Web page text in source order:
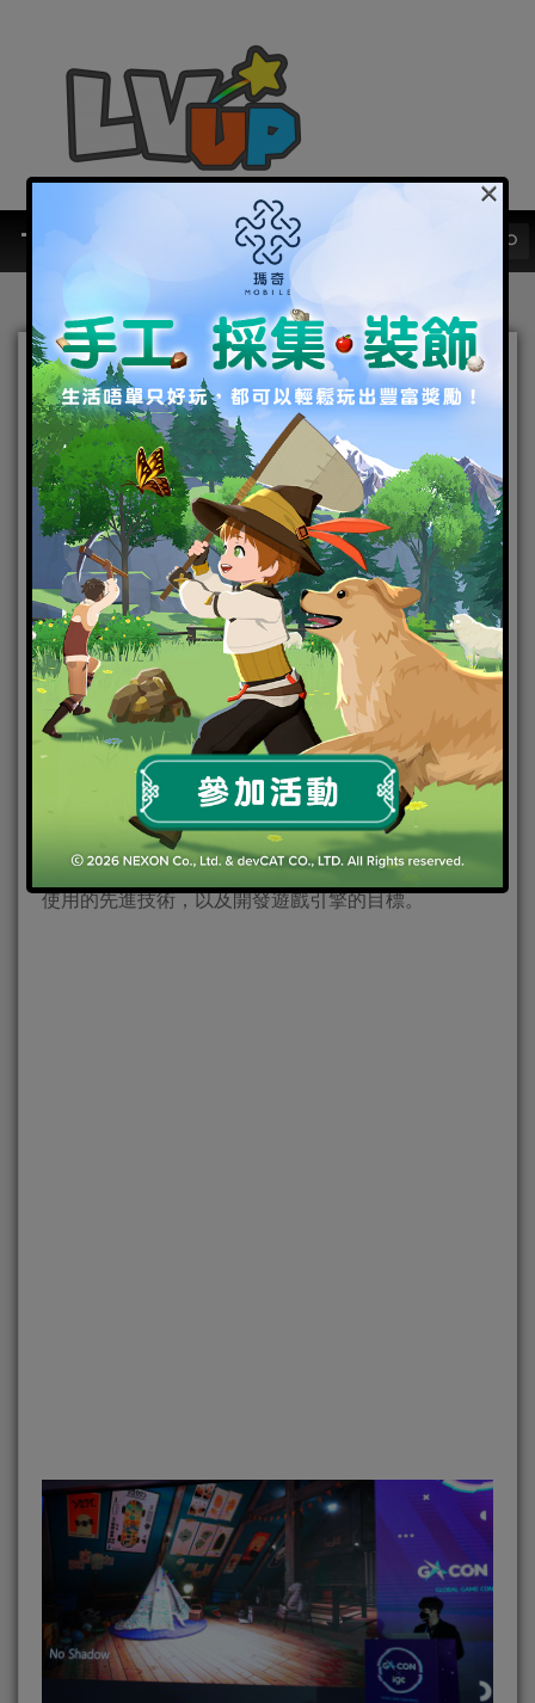
珍艾碧絲於 G-STAR 全球遊
戲會議驚喜公開新作《赤血
沙漠》和《8號計畫》的開發
現況
2021-11-25|PC,PS4,XBOX ONE ,家用遊戲,電腦遊戲
韓國遊戲研發商 PearlAbyss 珍艾碧絲於19日參加 「G-
STAR 2021」期間在釜山會展中心舉辦的「G-STAR
全球遊戲會議」進行發表，並公開了珍艾碧絲旗下新
作《赤血沙漠》和《8號計畫》開發中的部分樣貌。
珍艾碧絲首席引擎設計師 Kwanghyeon Go（暫譯：高
光賢）以「次世代引擎開發探究與研討 」為主題進行
了演講，這次演講中珍艾碧絲介紹了次世代遊戲引擎
使用的先進技術，以及開發遊戲引擎的目標。
×